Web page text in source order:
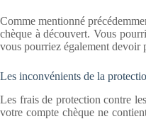
Comme mentionné
chèque à découvert. Vous
vous pourriez également devoir
Les inconvénients de la
Les frais de protection contre
votre compte chèque ne